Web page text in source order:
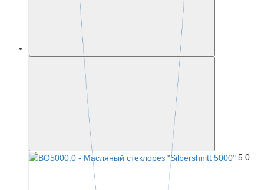
5.0